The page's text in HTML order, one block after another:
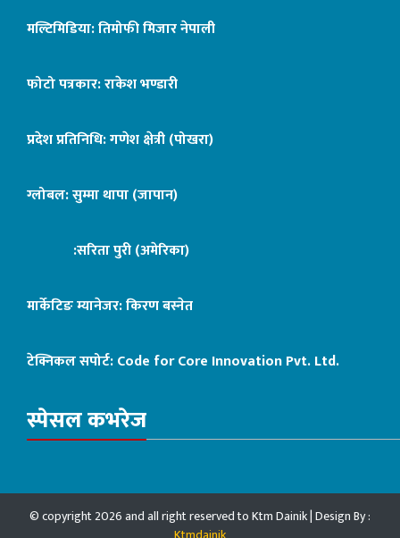
मल्टिमिडिया: तिमोफी मिजार नेपाली
फोटो पत्रकार: राकेश भण्डारी
प्रदेश प्रतिनिधि: गणेश क्षेत्री (पोखरा)
ग्लोबल: सुम्मा थापा (जापान)
:सरिता पुरी (अमेरिका)
मार्केटिङ म्यानेजर: किरण बस्नेत
टेक्निकल सपोर्ट:Code for Core Innovation Pvt. Ltd.
स्पेसल कभरेज
© copyright 2026 and all right reserved to Ktm Dainik | Design By :